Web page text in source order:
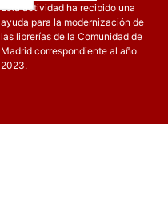
Esta actividad ha recibido una
ayuda para la modernización de
las librerías de la Comunidad de
Madrid correspondiente al año
2023.